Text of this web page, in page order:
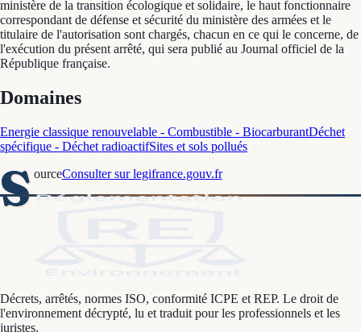
ministère de la transition écologique et solidaire, le haut fonctionnaire
correspondant de défense et sécurité du ministère des armées et le
titulaire de l'autorisation sont chargés, chacun en ce qui le concerne, de
l'exécution du présent arrêté, qui sera publié au Journal officiel de la
République française.
Domaines
Energie classique renouvelable - Combustible - BiocarburantDéchet
spécifique - Déchet radioactifSites et sols pollués
S ourceConsulter sur legifrance.gouv.fr
Décrets, arrêtés, normes ISO, conformité ICPE et REP. Le droit de
l'environnement décrypté, lu et traduit pour les professionnels et les
juristes.